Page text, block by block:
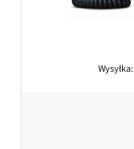
Wysyłka: